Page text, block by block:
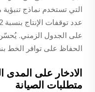
التي تستخدم نماذج
على الجدول الزمني.
الحفاظ على توافر الخط بنسبة 98.6٪
الادخار على
متطلبات الصيانة